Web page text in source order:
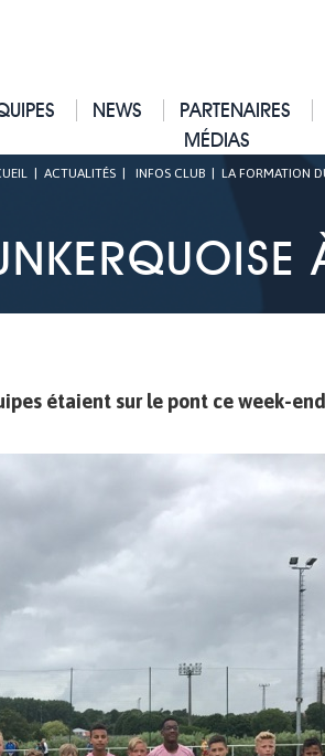
NEWS PARTENAIRES
MÉDIAS
| ACTUALITÉS| INFOS CLUB| LA FORMATION
étaient sur le pont ce week-